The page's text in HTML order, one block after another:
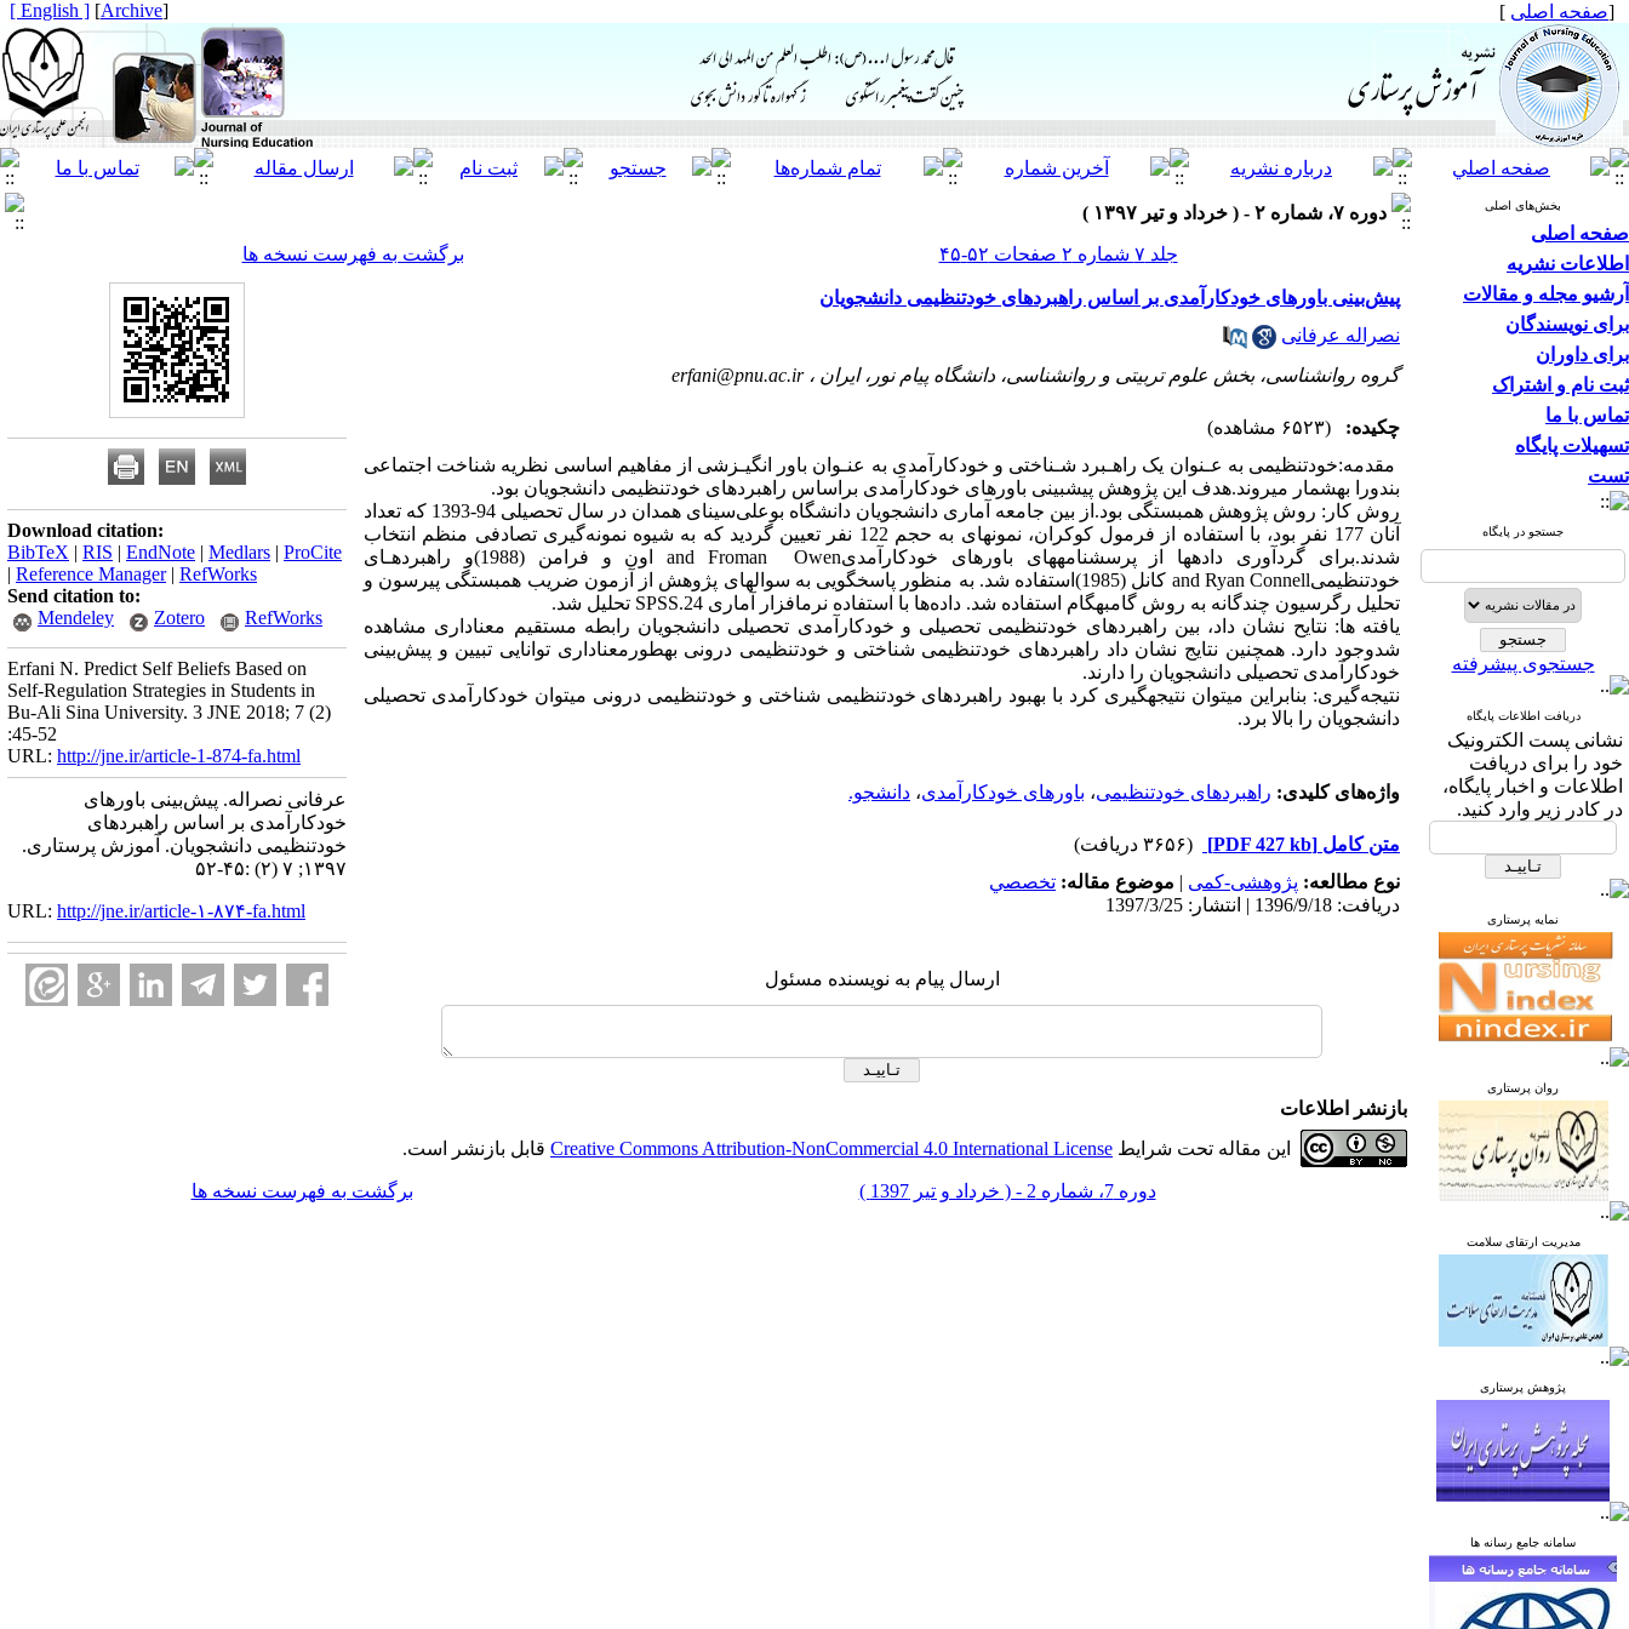
[صفحه اصلی ]
[
Archive
]
[ English ]
بخش‌های اصلی
صفحه اصلی
اطلاعات نشریه
آرشیو مجله و مقالات
برای نویسندگان
برای داوران
ثبت نام و اشتراک
تماس با ما
تسهیلات پایگاه
تست
جستجو در پایگاه
جستجوی پیشرفته
دریافت اطلاعات پایگاه
نشانی پست الکترونیک
خود را برای دریافت
اطلاعات و اخبار پایگاه،
در کادر زیر وارد کنید.
نمایه پرستاری
روان پرستاری
مدیریت ارتقای سلامت
پژوهش پرستاری
سامانه جامع رسانه ها
دوره ۷، شماره ۲ - ( خرداد و تیر ۱۳۹۷ )
جلد ۷ شماره ۲ صفحات ۵۲-۴۵
برگشت به فهرست نسخه ها
پیش‌بینی باورهای خودکارآمدی بر اساس راهبردهای خودتنظیمی دانشجویان
نصراله عرفانی
گروه روانشناسی، بخش علوم تربیتی و روانشناسی، دانشگاه پیام نور، ایران ،erfani@pnu.ac.ir
چکیده:
(۶۵۲۳ مشاهده)
مقدمه:خودتنظیمی به عـنوان یک راهـبرد شـناختی و خودکارآمدی به عنـوان باور ­انگیـزشی از مفاهیم اساسی نظریه شناخت اجتماعی
بندورا بهشمار می­روند.هدف این پژوهش پیش­بینی باورهای خودکارآمدی براساس راهبردهای خودتنظیمی دانشجویان بود.
روش کار: روش پژوهش همبستگی بود.از بین جامعه آماری دانشجویان دانشگاه بوعلی‌سینای همدان در سال تحصیلی 94-1393 که تعداد
آنان 177 نفر بود، با استفاده از فرمول کوکران، نمونه­ای به حجم 122 نفر تعیین گردید که به شیوه نمونه‌گیری تصادفی منظم انتخاب
شدند.برای گردآوری داده­ها از پرسشنامه­های باورهای خودکارآمدیand Froman Owen اون و فرامن (1988)و راهبردهـای
خودتنظیمیand Ryan Connell کانل (1985)استفاده شد. به منظور پاسخ­گویی به سوال­های پژوهش از آزمون ضریب همبستگی پیرسون و
تحلیل رگرسیون چندگانه به روش گام­به­گام استفاده شد. داده‌ها با استفاده نرم­افزار آماری SPSS.24 تحلیل شد.
یافته­ ها: نتایح نشان داد، بین راهبردهای خودتنظیمی تحصیلی و خودکارآمدی تحصیلی دانشجویان رابطه مستقیم معنا­داری مشاهده
شدوجود دارد. هم­چنین نتایج نشان داد راهبردهای خودتنظیمی شناختی و خودتنظیمی درونی به­طور­معنا‌داری توانایی تبیین و پیش‌بینی
خودکارآمدی تحصیلی دانشجویان را دارند.
نتیجه‌گیری: بنابراین می­توان نتیجه­گیری کرد با بهبود راهبردهای خودتنظیمی شناختی و خودتنظیمی درونی می­توان خودکارآمدی تحصیلی
دانشجویان را بالا برد.
واژه‌های کلیدی: راهبردهای خودتنظیمی، باورهای خودکارآمدی، دانشجو.
متن کامل [PDF 427 kb]
(۳۶۵۶ دریافت)
نوع مطالعه: پژوهشی-کمی | موضوع مقاله: تخصصي
دریافت: 1396/9/18 | انتشار: 1397/3/25
ارسال پیام به نویسنده مسئول
Download citation:
BibTeX | RIS | EndNote | Medlars | ProCite
| Reference Manager| RefWorks
Send citation to:
Mendeley
Zotero RefWorks
Erfani N. Predict Self Beliefs Based on
Self-Regulation Strategies in Students in
Bu-Ali Sina University. 3 JNE 2018; 7 (2)
:45-52
URL: http://jne.ir/article-1-874-fa.html
عرفانی نصراله. پیش‌بینی باورهای
خودکارآمدی بر اساس راهبردهای
خودتنظیمی دانشجویان. آموزش پرستاری.
۱۳۹۷; ۷ (۲) :۴۵-۵۲
URL: http://jne.ir/article-۱-۸۷۴-fa.html
بازنشر اطلاعات
این مقاله تحت شرایط Creative Commons Attribution-NonCommercial 4.0 International License قابل بازنشر است.
دوره 7، شماره 2 - ( خرداد و تیر 1397 ) برگشت به فهرست نسخه ها